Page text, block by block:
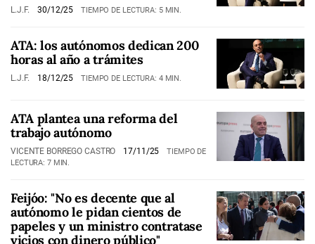
L.J.F. 30/12/25 TIEMPO DE LECTURA: 5 MIN.
ATA: los autónomos dedican 200
horas al año a trámites
L.J.F. 18/12/25 TIEMPO DE LECTURA: 4 MIN.
ATA plantea una reforma del
trabajo autónomo
VICENTE BORREGO CASTRO 17/11/25
TIEMPO DE
LECTURA: 7 MIN.
Feijóo: "No es decente que al
autónomo le pidan cientos de
papeles y un ministro contratase
vicios con dinero público"